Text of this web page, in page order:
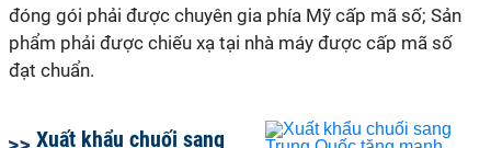
đóng gói phải được chuyên gia phía Mỹ cấp mã số; Sản
phẩm phải được chiếu xạ tại nhà máy được cấp mã số
đạt chuẩn.
Xuất khẩu chuối sang